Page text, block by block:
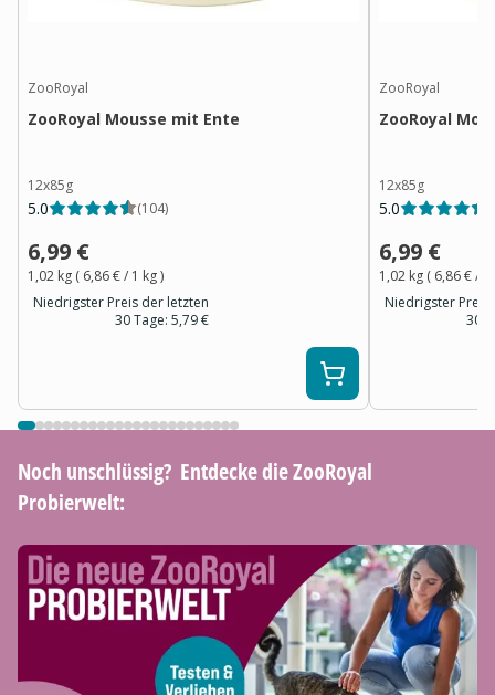
ZooRoyal
ZooRoyal Mousse mit Ente
12x85g
5.0 (104)
6,99 €
1,02 kg ( 6,86 €/ 1 kg)
Niedrigster Preis der letzten
30 Tage: 5,79 €
ZooRoyal
ZooRoyal
12x85g
5.0
6,99 €
1,02 kg ( 6,86 €/ 1
Niedrigster Preis
30
Noch unschlüssig? ​ Entdecke die ZooRoyal
Probierwelt: